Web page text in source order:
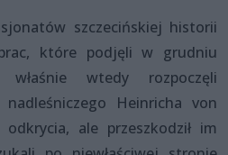
szczecińskiej historii
które podjęli w grudniu
wtedy rozpoczęli
Heinricha von
ale przeszkodził im